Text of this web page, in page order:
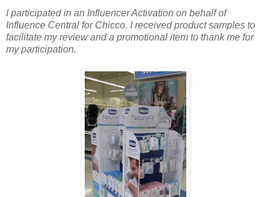
I participated in an Influencer Activation on behalf of
Influence Central for Chicco. I received product samples to
facilitate my review and a promotional item to thank me for
my participation.